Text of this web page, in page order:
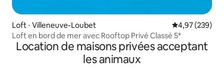
Loft ⋅ Villeneuve-Loubet Évaluation
4,97 (239)
Loft en bord de mer avec Rooftop Privé Classé 5*
Location de maisons privées acceptant
les animaux